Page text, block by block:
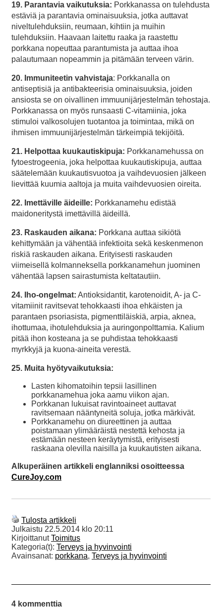
19. Parantavia vaikutuksia: Porkkanassa on tulehdusta
estäviä ja parantavia ominaisuuksia, jotka auttavat
niveltulehduksiin, reumaan, kihtiin ja muihin
tulehduksiin. Haavaan laitettu raaka ja raastettu
porkkana nopeuttaa parantumista ja auttaa ihoa
palautumaan nopeammin ja pitämään terveen värin.
20. Immuniteetin vahvistaja: Porkkanalla on
antiseptisiä ja antibakteerisia ominaisuuksia, joiden
ansiosta se on oivallinen immuunijärjestelmän tehostaja.
Porkkanassa on myös runsaasti C-vitamiinia, joka
stimuloi valkosolujen tuotantoa ja toimintaa, mikä on
ihmisen immuunijärjestelmän tärkeimpiä tekijöitä.
21. Helpottaa kuukautiskipuja: Porkkanamehussa on
fytoestrogeenia, joka helpottaa kuukautiskipuja, auttaa
säätelemään kuukautisvuotoa ja vaihdevuosien jälkeen
lievittää kuumia aaltoja ja muita vaihdevuosien oireita.
22. Imettäville äideille: Porkkanamehu edistää
maidoneritystä imettävillä äideillä.
23. Raskauden aikana: Porkkana auttaa sikiötä
kehittymään ja vähentää infektioita sekä keskenmenon
riskiä raskauden aikana. Erityisesti raskauden
viimeisellä kolmanneksella porkkanamehun juominen
vähentää lapsen sairastumista keltatautiin.
24. Iho-ongelmat: Antioksidantit, karotenoidit, A- ja C-
vitamiinit ravitsevat tehokkaasti ihoa ehkäisten ja
parantaen psoriasista, pigmenttiläiskiä, arpia, aknea,
ihottumaa, ihotulehduksia ja auringonpolttamia. Kalium
pitää ihon kosteana ja se puhdistaa tehokkaasti
myrkkyjä ja kuona-aineita verestä.
25. Muita hyötyvaikutuksia:
Lasten kihomatoihin tepsii lasillinen
porkkanamehua joka aamu viikon ajan.
Porkkanan lukuisat ravintoaineet auttavat
ravitsemaan nääntyneitä soluja, jotka märkivät.
Porkkanamehu on diureettinen ja auttaa
poistamaan ylimääräistä nestettä kehosta ja
estämään nesteen keräytymistä, erityisesti
raskaana olevilla naisilla ja kuukautisten aikana.
Alkuperäinen artikkeli englanniksi osoitteessa
CureJoy.com
Tulosta artikkeli
Julkaistu 22.5.2014 klo 20:11
KirjoittanutToimitus
Kategoria(t): Terveys ja hyvinvointi
Avainsanat: porkkana, Terveys ja hyvinvointi
4 kommenttia